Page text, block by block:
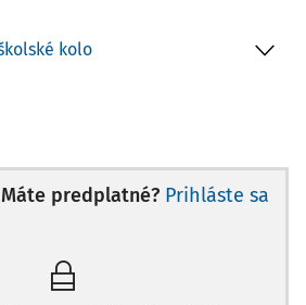
kolo
Máte predplatné? Prihláste sa